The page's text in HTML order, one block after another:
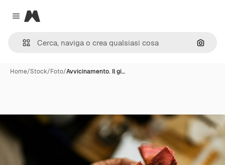
Close menu
Magnific
Cerca
Home/Stock/Foto/Avvicinamento. Il gi…